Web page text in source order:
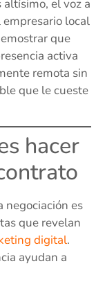
el voz a
local
que
activa
remota sin
que le cueste
hacer
negociación es
que revelan
digital.
ayudan a